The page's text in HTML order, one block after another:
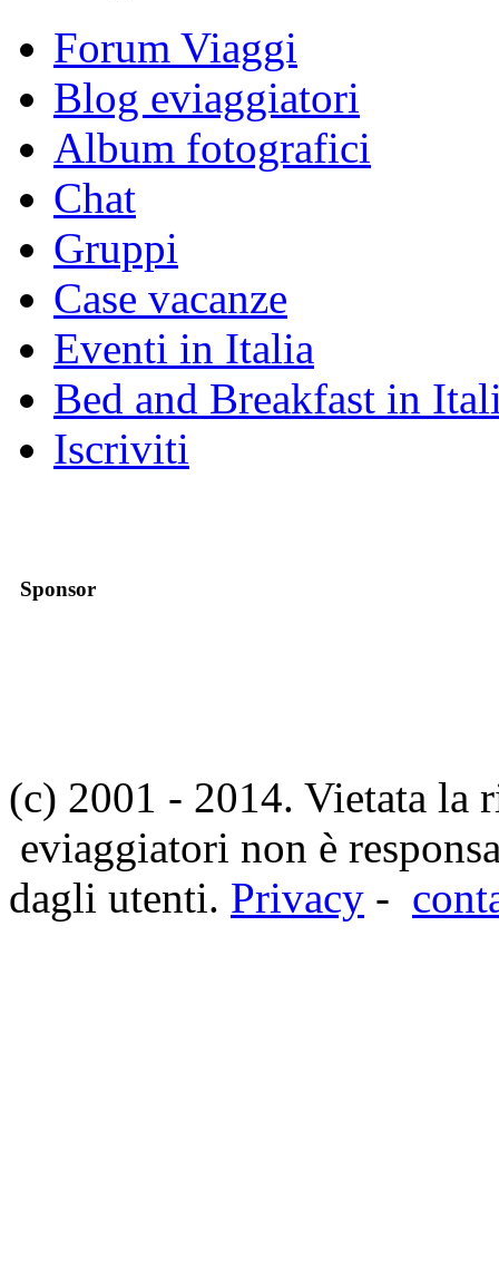
Forum Viaggi
Blog eviaggiatori
Album fotografici
Chat
Gruppi
Case vacanze
Eventi in Italia
Bed and Breakfast in
Iscriviti
Sponsor
(c) 2001 - 2014. Vietata la
eviaggiatori non è
dagli utenti. Privacy -